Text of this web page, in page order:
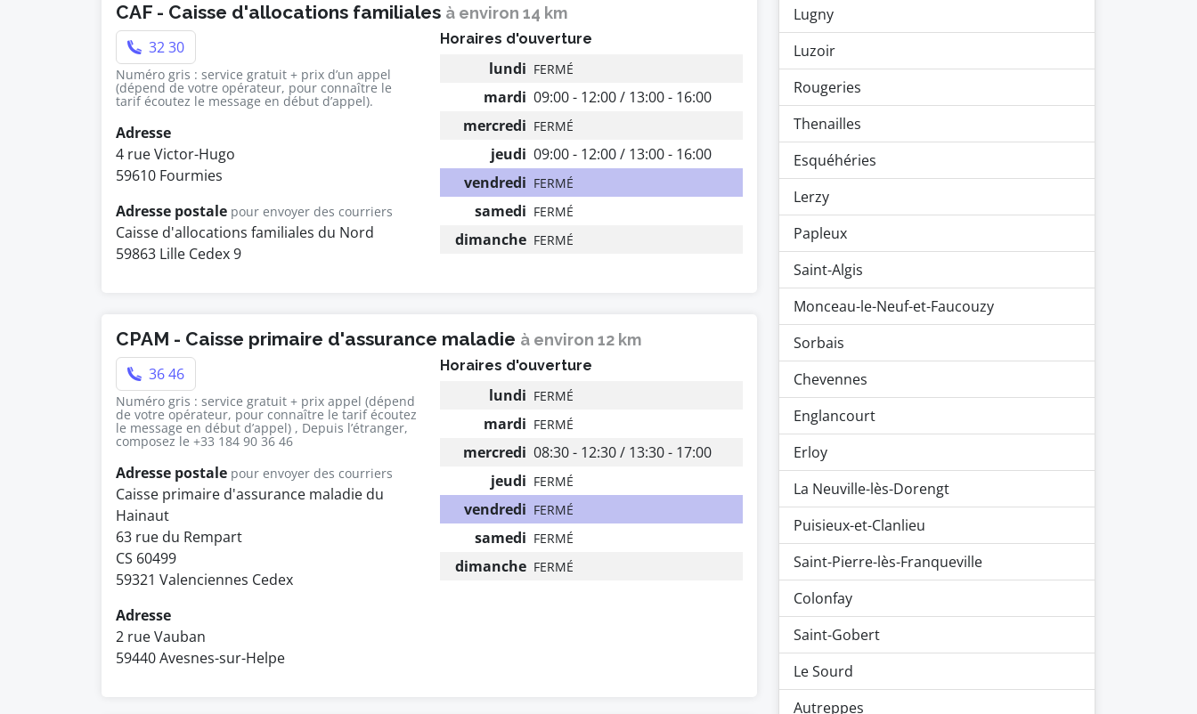
CAF - Caisse d'allocations familiales à environ 14 km
32 30
Numéro gris : service gratuit + prix d’un appel
(dépend de votre opérateur, pour connaître le
tarif écoutez le message en début d’appel).
Adresse
4 rue Victor-Hugo
59610 Fourmies
Adresse postale pour envoyer des courriers
Caisse d'allocations familiales du Nord
59863 Lille Cedex 9
Horaires d'ouverture
lundi FERMÉ
mardi 09:00 - 12:00 / 13:00 - 16:00
mercredi FERMÉ
jeudi 09:00 - 12:00 / 13:00 - 16:00
vendredi FERMÉ
samedi FERMÉ
dimanche FERMÉ
CPAM - Caisse primaire d'assurance maladie à environ 12 km
36 46
Numéro gris : service gratuit + prix appel (dépend
de votre opérateur, pour connaître le tarif écoutez
le message en début d’appel) , Depuis l’étranger,
composez le +33 184 90 36 46
Adresse postale pour envoyer des courriers
Caisse primaire d'assurance maladie du
Hainaut
63 rue du Rempart
CS 60499
59321 Valenciennes Cedex
Adresse
2 rue Vauban
59440 Avesnes-sur-Helpe
Horaires d'ouverture
lundi FERMÉ
mardi FERMÉ
mercredi 08:30 - 12:30 / 13:30 - 17:00
jeudi FERMÉ
vendredi FERMÉ
samedi FERMÉ
dimanche FERMÉ
Lugny
Luzoir
Rougeries
Thenailles
Esquéhéries
Lerzy
Papleux
Saint-Algis
Monceau-le-Neuf-et-Faucouzy
Sorbais
Chevennes
Englancourt
Erloy
La Neuville-lès-Dorengt
Puisieux-et-Clanlieu
Saint-Pierre-lès-Franqueville
Colonfay
Saint-Gobert
Le Sourd
Autreppes